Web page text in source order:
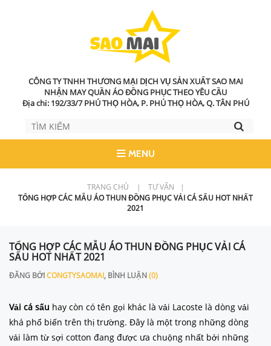
CÔNG TY TNHH THƯƠNG MẠI DỊCH VỤ SẢN XUẤT SAO MAI
NHẬN MAY QUẦN ÁO ĐỒNG PHỤC THEO YÊU CẦU
Địa chỉ: 192/33/7 PHÚ THỌ HÒA, P. PHÚ THỌ HÒA, Q. TÂN PHÚ
MENU
TRANG CHỦ | TƯ VẤN
|
TỔNG HỢP CÁC MẪU ÁO THUN ĐỒNG PHỤC VẢI CÁ SẤU HOT NHẤT
2021
TỔNG HỢP CÁC MẪU ÁO THUN ĐỒNG PHỤC VẢI CÁ
SẤU HOT NHẤT 2021
ĐĂNG BỞICONGTYSAOMAI, BÌNH LUẬN(0)
Vải cá sấu hay còn có tên gọi khác là vải Lacoste là dòng vải
khá phổ biến trên thị trường. Đây là một trong những dòng
vải làm từ sợi cotton đang được ưa chuộng nhất bởi những